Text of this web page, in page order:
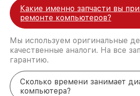
Какие именно запчасти вы
ремонте компьютеров?
Мы используем оригинальные
качественные аналоги. На все
гарантию.
Сколько времени занимает
компьютера?